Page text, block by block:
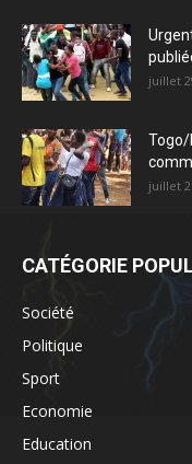
juillet
Togo/
juillet
CATÉGORIE
Société
Politique
Sport
Economie
Education